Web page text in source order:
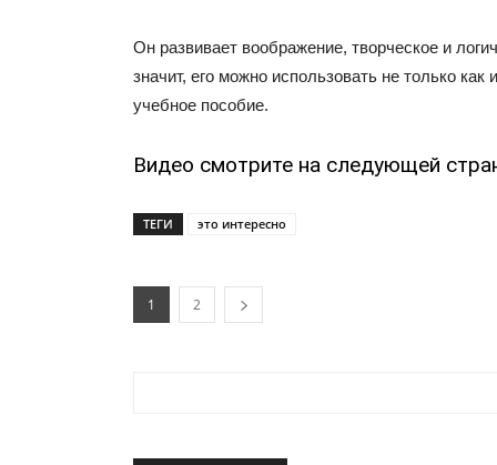
Он развивает воображение, творческое и
значит, его можно использовать не только как
учебное пособие.
Видео смотрите на следующей
ТЕГИ это интересно
1 2